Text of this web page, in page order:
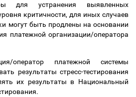
для устранения выявленных
критичности, для иных случаев
могут быть продлены на основании
платежной организации/оператора
оператор платежной системы
результаты стресс-тестирования
их результаты в Национальный